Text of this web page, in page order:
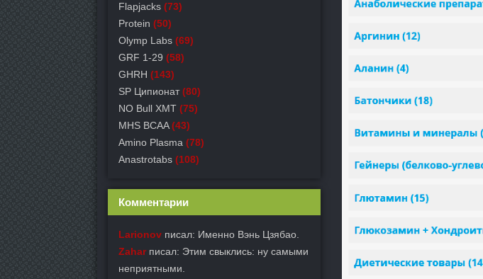
Flapjacks (73)
Protein (50)
Olymp Labs (69)
GRF 1-29 (58)
GHRH (143)
SP Ципионат (80)
NO Bull XMT (75)
MHS BCAA (43)
Amino Plasma (78)
Anastrotabs (108)
Комментарии
Larionov писал: Именно Вэнь Цзябао.
Zaharписал: Этим свыклись: ну самыми
неприятными.